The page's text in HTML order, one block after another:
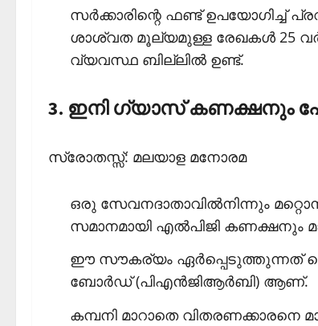
സര്‍ക്കാരിന്റെ ഫണ്ട് ഉപയോഗിച്ച്
ശാശ്വത മൂല്യമുള്ള രേഖകള്‍ 25
വ്യവസ്ഥ ബില്ലില്‍ ഉണ്ട്.
3. ഇനി ഗ്യാസ് കണക്ഷനും
സ്രോതസ്സ്: മലയാള മനോരമ
ഒരു സേവനദാതാവില്‍നിന്നും
സമാനമായി എല്‍പിജി കണക്ഷനും
ഈ സൗകര്യം ഏര്‍പ്പെടുത്തുന്നത്
ബോര്‍ഡ് (പിഎന്‍ജിആര്‍ബി) ആണ്.
കമ്പനി മാറാതെ